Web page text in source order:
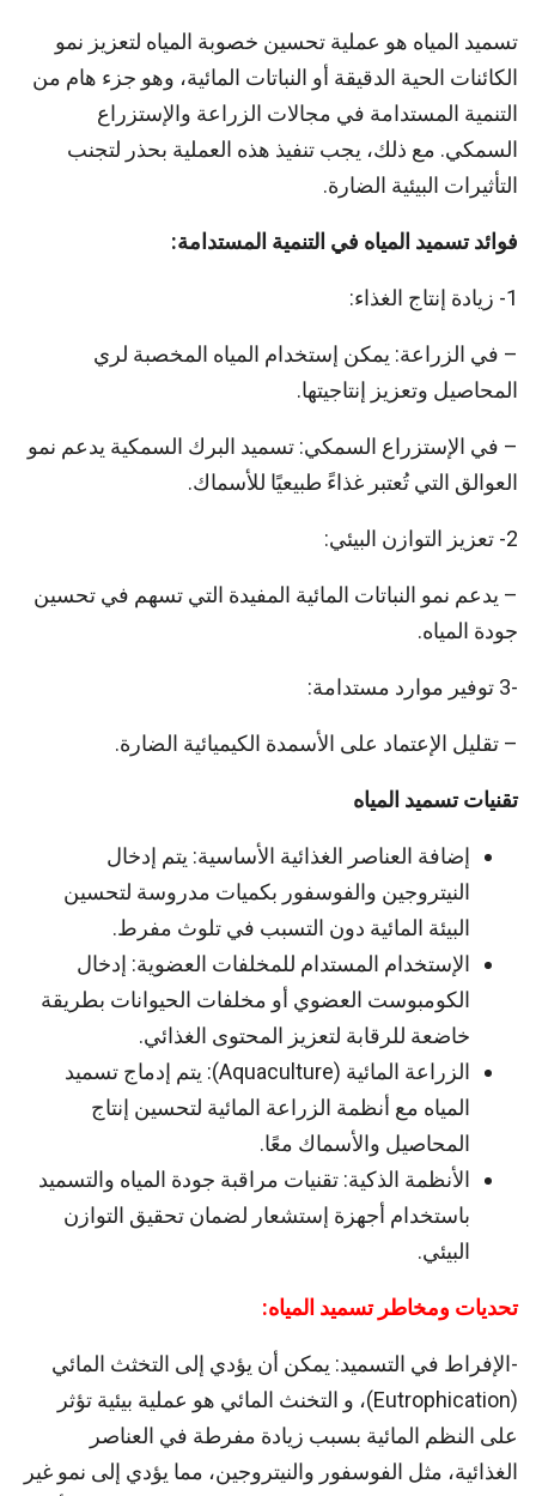
تسميد المياه هو عملية تحسين خصوبة المياه لتعزيز نمو
الكائنات الحية الدقيقة أو النباتات المائية، وهو جزء هام من
التنمية المستدامة في مجالات الزراعة والإستزراع
السمكي. مع ذلك، يجب تنفيذ هذه العملية بحذر لتجنب
التأثيرات البيئية الضارة.
فوائد تسميد المياه في التنمية المستدامة:
1- زيادة إنتاج الغذاء:
– في الزراعة: يمكن إستخدام المياه المخصبة لري
المحاصيل وتعزيز إنتاجيتها.
– في الإستزراع السمكي: تسميد البرك السمكية يدعم نمو
العوالق التي تُعتبر غذاءً طبيعيًا للأسماك.
2- تعزيز التوازن البيئي:
– يدعم نمو النباتات المائية المفيدة التي تسهم في تحسين
جودة المياه.
-3 توفير موارد مستدامة:
– تقليل الإعتماد على الأسمدة الكيميائية الضارة.
تقنيات تسميد المياه
إضافة العناصر الغذائية الأساسية: يتم إدخال
النيتروجين والفوسفور بكميات مدروسة لتحسين
البيئة المائية دون التسبب في تلوث مفرط.
الإستخدام المستدام للمخلفات العضوية: إدخال
الكومبوست العضوي أو مخلفات الحيوانات بطريقة
خاضعة للرقابة لتعزيز المحتوى الغذائي.
الزراعة المائية (Aquaculture): يتم إدماج تسميد
المياه مع أنظمة الزراعة المائية لتحسين إنتاج
المحاصيل والأسماك معًا.
الأنظمة الذكية: تقنيات مراقبة جودة المياه والتسميد
باستخدام أجهزة إستشعار لضمان تحقيق التوازن
البيئي.
تحديات ومخاطر تسميد المياه:
-الإفراط في التسميد: يمكن أن يؤدي إلى التخثث المائي
(Eutrophication)، و التخنث المائي هو عملية بيئية تؤثر
على النظم المائية بسبب زيادة مفرطة في العناصر
الغذائية، مثل الفوسفور والنيتروجين، مما يؤدي إلى نمو غير